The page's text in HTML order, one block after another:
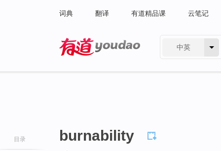
词典 翻译 有道精品课 云笔记
中英
目录 burnability